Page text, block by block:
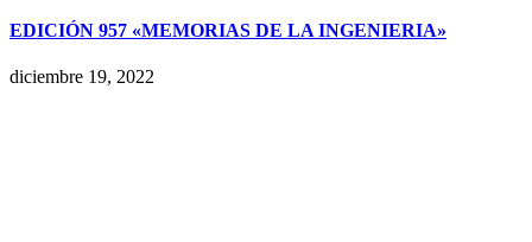
EDICIÓN 957 «MEMORIAS DE LA INGENIERIA»
diciembre 19, 2022